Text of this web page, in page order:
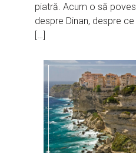
piatră. Acum o să
despre Dinan, despre
[…]